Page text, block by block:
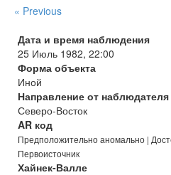
« Previous
Дата и время наблюдения
25 Июль 1982, 22:00
Форма объекта
Иной
Направление от наблюдателя
Северо-Восток
AR код
Предположительно аномально |
Первоисточник
Хайнек-Валле